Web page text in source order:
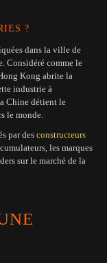
?
dans la ville de
. Considéré comme le
Kong abrite la
industrie à
Chine détient le
le monde.
par des constructeurs
les marques
sur le marché de la